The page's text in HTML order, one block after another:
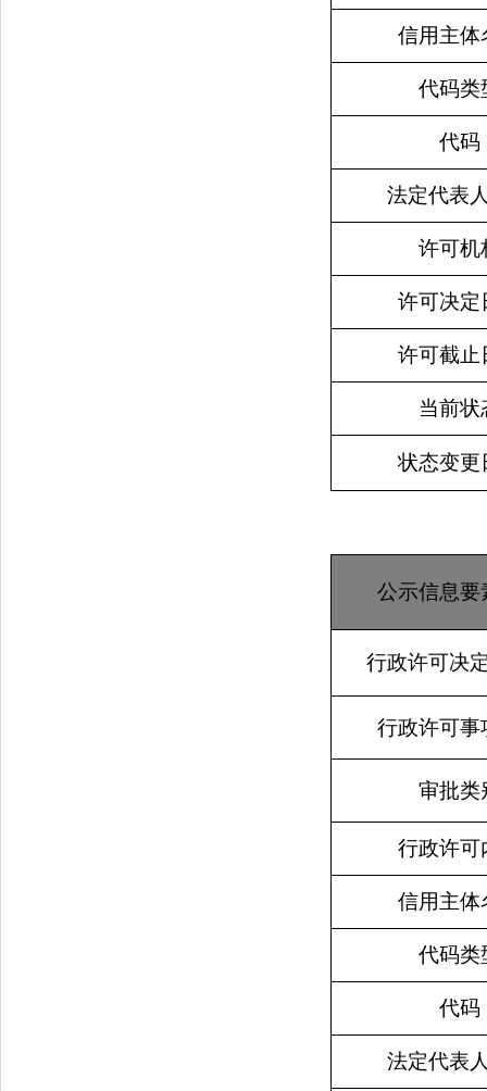
信用主体
代码类
代码
法定代表
许可机
许可决定
许可截止
当前状
状态变更
公示信息要
行政许可决
行政许可事
审批类
行政许可
信用主体
代码类
代码
法定代表